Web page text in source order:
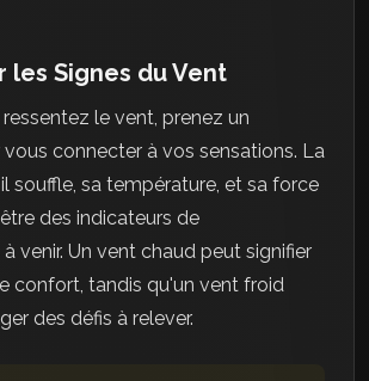
les Signes du Vent
le vent, prenez un
connecter à vos sensations. La
souffle, sa température, et sa force
des indicateurs de
venir. Un vent chaud peut signifier
confort, tandis qu'un vent froid
des défis à relever.